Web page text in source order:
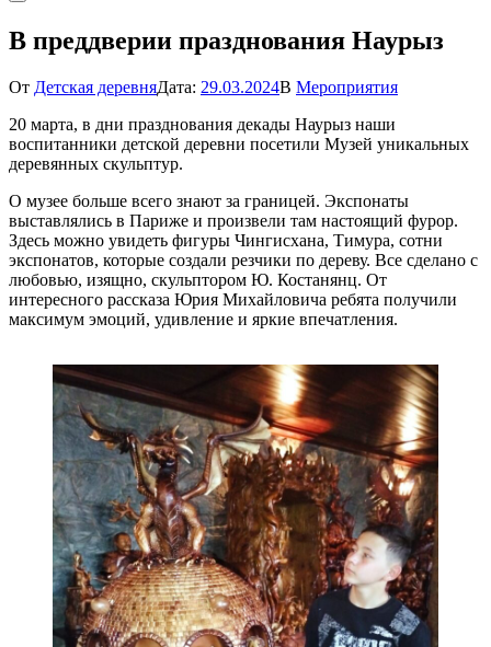
В преддверии празднования Наурыз
От Детская деревняДата: 29.03.2024В Мероприятия
20 марта, в дни празднования декады Наурыз наши
воспитанники детской деревни посетили Музей уникальных
деревянных скульптур.
О музее больше всего знают за границей. Экспонаты
выставлялись в Париже и произвели там настоящий фурор.
Здесь можно увидеть фигуры Чингисхана, Тимура, сотни
экспонатов, которые создали резчики по дереву. Все сделано с
любовью, изящно, скульптором Ю. Костанянц. От
интересного рассказа Юрия Михайловича ребята получили
максимум эмоций, удивление и яркие впечатления.